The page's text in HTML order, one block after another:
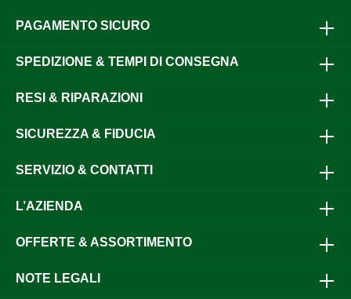
PAGAMENTO SICURO
SPEDIZIONE & TEMPI DI CONSEGNA
RESI & RIPARAZIONI
SICUREZZA & FIDUCIA
SERVIZIO & CONTATTI
L’AZIENDA
OFFERTE & ASSORTIMENTO
NOTE LEGALI